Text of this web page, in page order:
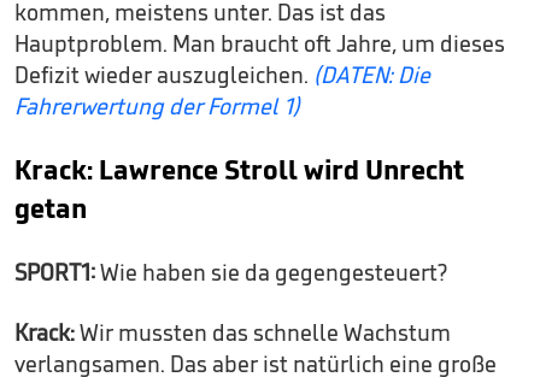
kommen, meistens unter. Das ist das
Hauptproblem. Man braucht oft Jahre, um dieses
Defizit wieder auszugleichen. (DATEN: Die
Fahrerwertung der Formel 1)
Krack: Lawrence Stroll wird Unrecht
getan
SPORT1:Wie haben sie da gegengesteuert?
Krack:Wir mussten das schnelle Wachstum
verlangsamen. Das aber ist natürlich eine große